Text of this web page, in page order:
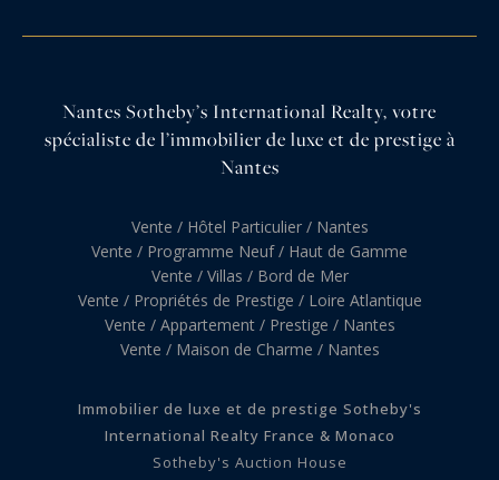
Nantes Sotheby’s International Realty, votre
spécialiste de l’immobilier de luxe et de prestige à
Nantes
Vente / Hôtel Particulier / Nantes
Vente / Programme Neuf / Haut de Gamme
Vente / Villas / Bord de Mer
Vente / Propriétés de Prestige / Loire Atlantique
Vente / Appartement / Prestige / Nantes
Vente / Maison de Charme / Nantes
Immobilier de luxe et de prestige Sotheby's
International Realty France & Monaco
Sotheby's Auction House